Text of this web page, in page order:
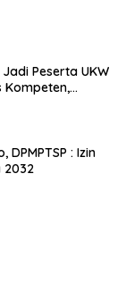
Peserta UKW
Kompeten,
DPMPTSP : Izin
2032